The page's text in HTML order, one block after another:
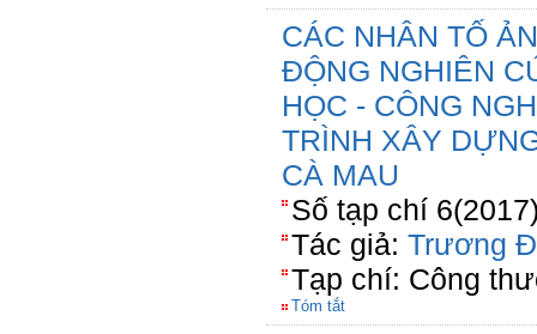
CÁC NHÂN TỐ
ĐỘNG NGHIÊN
HỌC - CÔNG
TRÌNH XÂY
CÀ MAU
Số tạp chí
Tác giả: Trương
Tạp chí: Công
Tóm tắt